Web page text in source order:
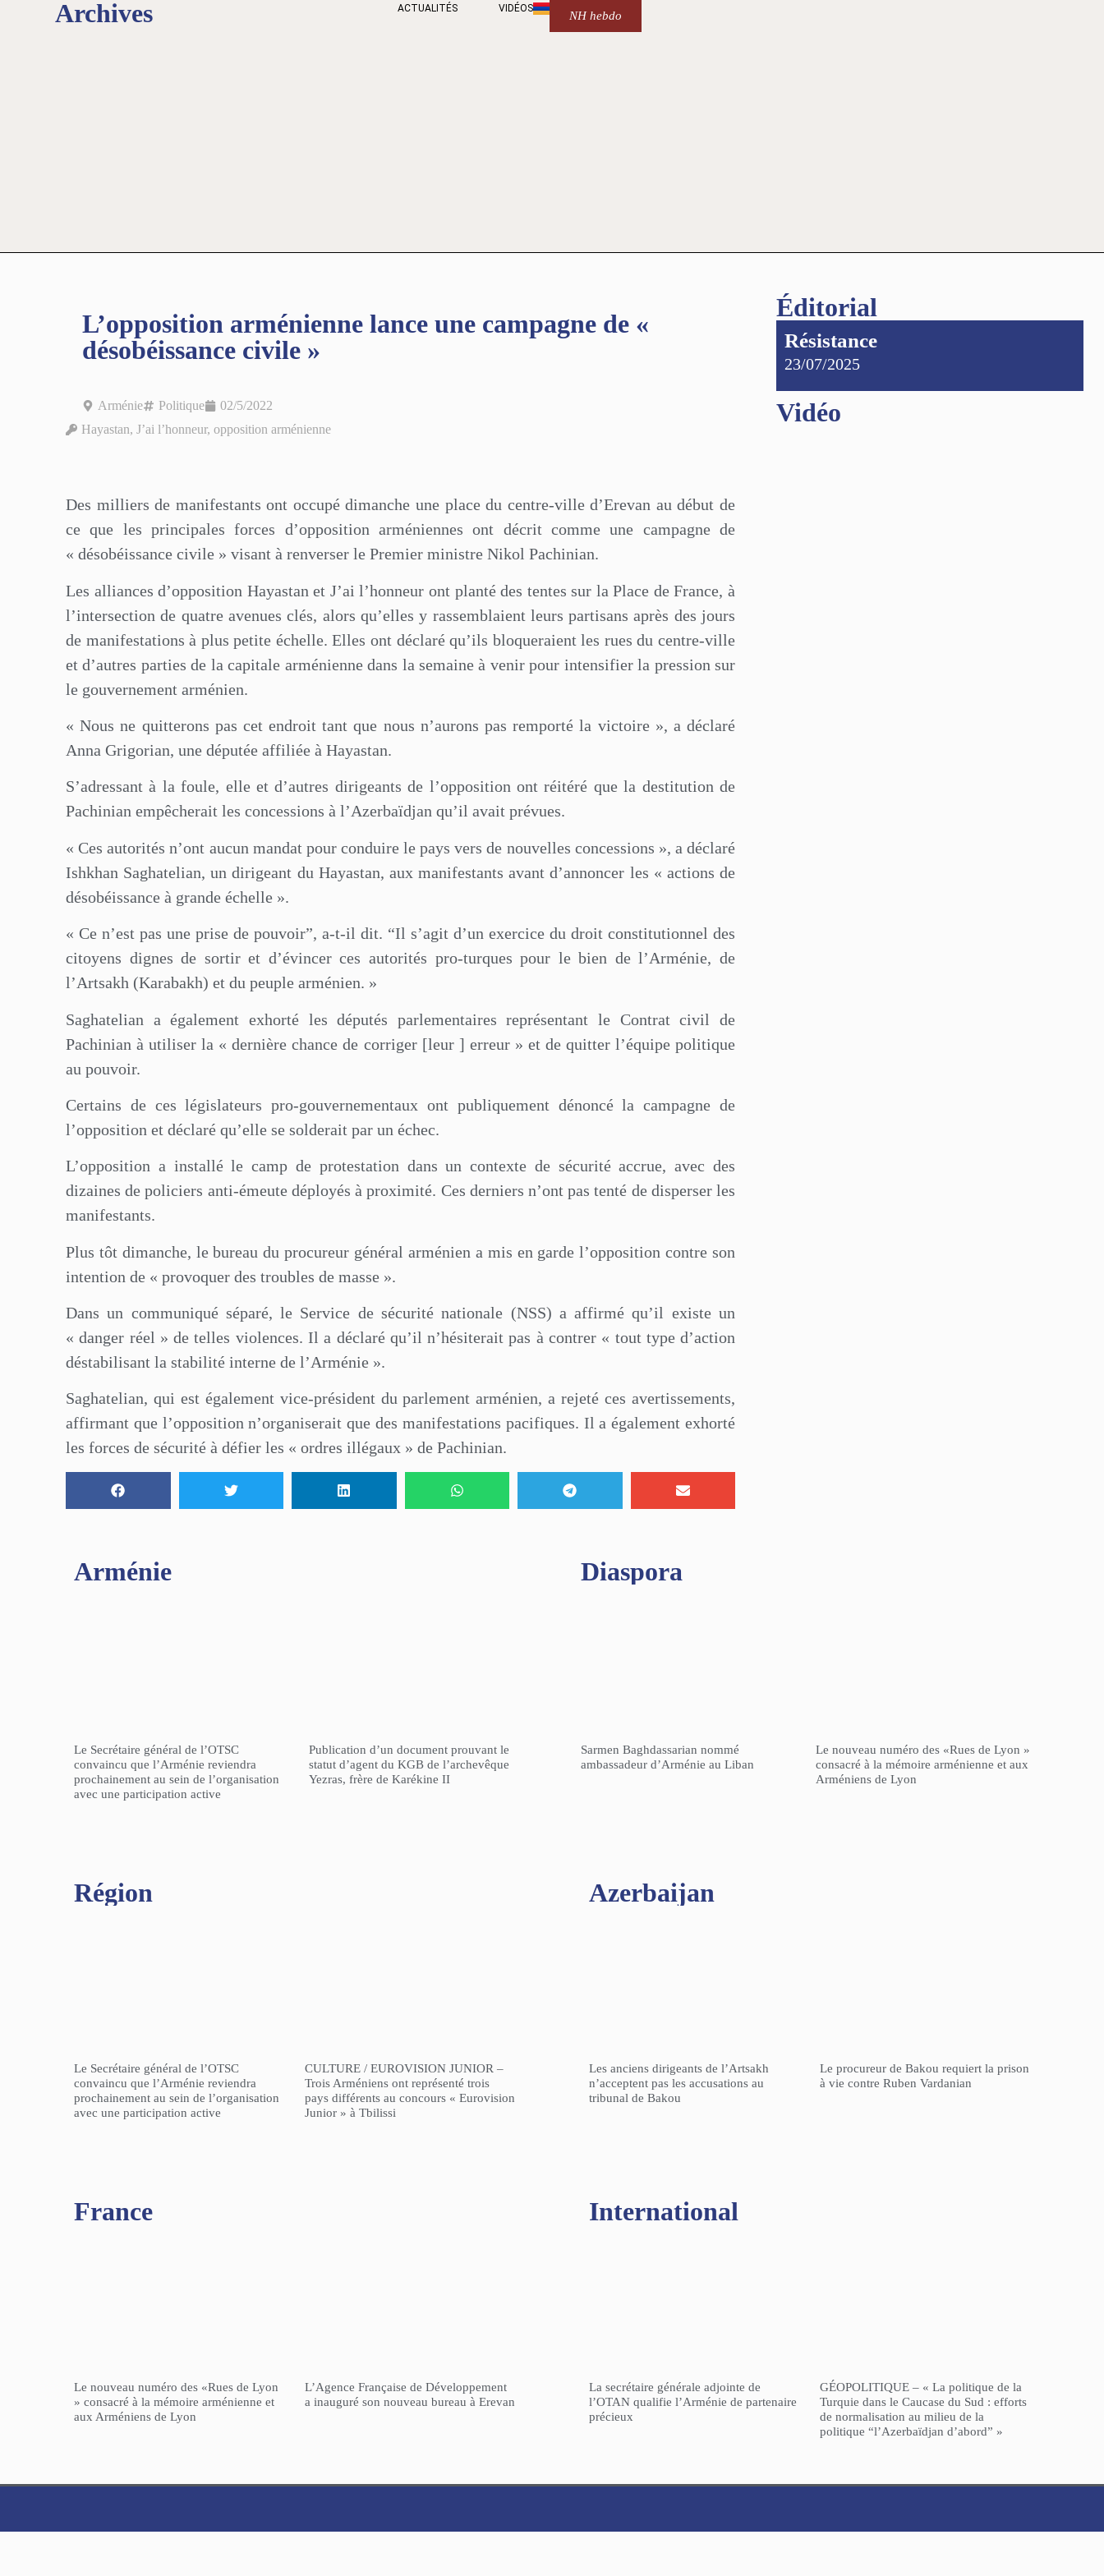
Archives ACTUALITÉS VIDÉOS
NH hebdo
L’opposition arménienne lance une campagne de «
désobéissance civile »
Arménie Politique
02/5/2022
Hayastan, J’ai l’honneur, opposition arménienne
Des milliers de manifestants ont occupé dimanche une place du centre-ville d’Erevan au début de
ce que les principales forces d’opposition arméniennes ont décrit comme une campagne de
« désobéissance civile » visant à renverser le Premier ministre Nikol Pachinian.
Les alliances d’opposition Hayastan et J’ai l’honneur ont planté des tentes sur la Place de France, à
l’intersection de quatre avenues clés, alors qu’elles y rassemblaient leurs partisans après des jours
de manifestations à plus petite échelle. Elles ont déclaré qu’ils bloqueraient les rues du centre-ville
et d’autres parties de la capitale arménienne dans la semaine à venir pour intensifier la pression sur
le gouvernement arménien.
« Nous ne quitterons pas cet endroit tant que nous n’aurons pas remporté la victoire », a déclaré
Anna Grigorian, une députée affiliée à Hayastan.
S’adressant à la foule, elle et d’autres dirigeants de l’opposition ont réitéré que la destitution de
Pachinian empêcherait les concessions à l’Azerbaïdjan qu’il avait prévues.
« Ces autorités n’ont aucun mandat pour conduire le pays vers de nouvelles concessions », a déclaré
Ishkhan Saghatelian, un dirigeant du Hayastan, aux manifestants avant d’annoncer les « actions de
désobéissance à grande échelle ».
« Ce n’est pas une prise de pouvoir”, a-t-il dit. “Il s’agit d’un exercice du droit constitutionnel des
citoyens dignes de sortir et d’évincer ces autorités pro-turques pour le bien de l’Arménie, de
l’Artsakh (Karabakh) et du peuple arménien. »
Saghatelian a également exhorté les députés parlementaires représentant le Contrat civil de
Pachinian à utiliser la « dernière chance de corriger [leur ] erreur » et de quitter l’équipe politique
au pouvoir.
Certains de ces législateurs pro-gouvernementaux ont publiquement dénoncé la campagne de
l’opposition et déclaré qu’elle se solderait par un échec.
L’opposition a installé le camp de protestation dans un contexte de sécurité accrue, avec des
dizaines de policiers anti-émeute déployés à proximité. Ces derniers n’ont pas tenté de disperser les
manifestants.
Plus tôt dimanche, le bureau du procureur général arménien a mis en garde l’opposition contre son
intention de « provoquer des troubles de masse ».
Dans un communiqué séparé, le Service de sécurité nationale (NSS) a affirmé qu’il existe un
« danger réel » de telles violences. Il a déclaré qu’il n’hésiterait pas à contrer « tout type d’action
déstabilisant la stabilité interne de l’Arménie ».
Saghatelian, qui est également vice-président du parlement arménien, a rejeté ces avertissements,
affirmant que l’opposition n’organiserait que des manifestations pacifiques. Il a également exhorté
les forces de sécurité à défier les « ordres illégaux » de Pachinian.
Éditorial
Résistance
23/07/2025
Vidéo
Arménie
Le Secrétaire général de l’OTSC
convaincu que l’Arménie reviendra
prochainement au sein de l’organisation
avec une participation active
Publication d’un document prouvant le
statut d’agent du KGB de l’archevêque
Yezras, frère de Karékine II
Diaspora
Sarmen Baghdassarian nommé
ambassadeur d’Arménie au Liban
Le nouveau numéro des «Rues de Lyon »
consacré à la mémoire arménienne et aux
Arméniens de Lyon
Région​
Le Secrétaire général de l’OTSC
convaincu que l’Arménie reviendra
prochainement au sein de l’organisation
avec une participation active
CULTURE / EUROVISION JUNIOR –
Trois Arméniens ont représenté trois
pays différents au concours « Eurovision
Junior » à Tbilissi
Azerbaijan
Les anciens dirigeants de l’Artsakh
n’acceptent pas les accusations au
tribunal de Bakou
Le procureur de Bakou requiert la prison
à vie contre Ruben Vardanian
France
Le nouveau numéro des «Rues de Lyon
» consacré à la mémoire arménienne et
aux Arméniens de Lyon
L’Agence Française de Développement
a inauguré son nouveau bureau à Erevan
International
La secrétaire générale adjointe de
l’OTAN qualifie l’Arménie de partenaire
précieux
GÉOPOLITIQUE – « La politique de la
Turquie dans le Caucase du Sud : efforts
de normalisation au milieu de la
politique “l’Azerbaïdjan d’abord” »